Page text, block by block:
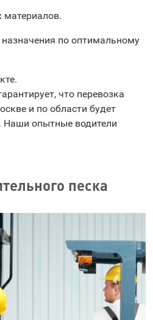
материалов.
по оптимальному
что перевозка
и по области будет
Наши опытные водители
песка